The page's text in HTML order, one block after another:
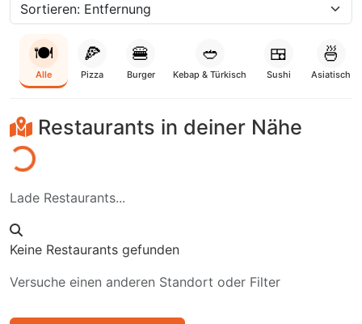
🍽️
Alle
🍕
Pizza
🍔
Burger
🥙
Kebap & Türkisch
🍱
Sushi
🍜
Asiatisch
Restaurants in deiner Nähe
Lade Restaurants...
Keine Restaurants gefunden
Versuche einen anderen Standort oder Filter